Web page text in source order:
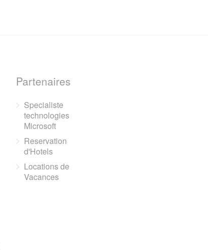
Partenaires
Specialiste
technologies
Microsoft
Reservation
d'Hotels
Locations de
Vacances